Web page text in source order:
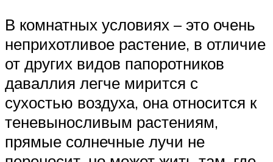
В комнатных условиях – это очень
неприхотливое растение, в отличие
от других видов папоротников
даваллия легче мирится с
сухостью воздуха, она относится к
теневыносливым растениям,
прямые солнечные лучи не